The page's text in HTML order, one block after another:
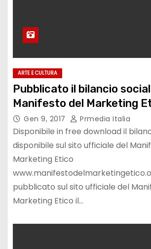
ARTE E CULTURA
Pubblicato il bilancio
Manifesto del Marketing
Gen 9, 2017 Prmedia Italia
Disponibile in free download il
disponibile sul sito ufficiale del
Marketing Etico
pubblicato sul sito ufficiale del
Marketing Etico il…